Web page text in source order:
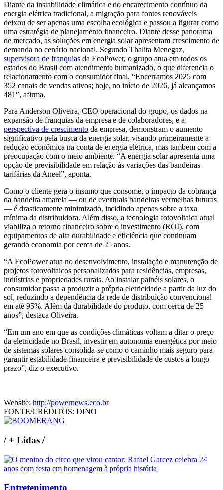
Diante da instabilidade climática e do encarecimento contínuo da
energia elétrica tradicional, a migração para fontes renováveis
deixou de ser apenas uma escolha ecológica e passou a figurar como
uma estratégia de planejamento financeiro. Diante desse panorama
de mercado, as soluções em energia solar apresentam crescimento de
demanda no cenário nacional. Segundo Thalita Menegaz,
supervisora de franquias da EcoPower, o grupo atua em todos os
estados do Brasil com atendimento humanizado, o que diferencia o
relacionamento com o consumidor final. “Encerramos 2025 com
352 canais de vendas ativos; hoje, no início de 2026, já alcançamos
481”, afirma.
Para Anderson Oliveira, CEO operacional do grupo, os dados na
expansão de franquias da empresa e de colaboradores, e a
perspectiva de crescimento da empresa, demonstram o aumento
significativo pela busca da energia solar, visando primeiramente a
redução econômica na conta de energia elétrica, mas também com a
preocupação com o meio ambiente. “A energia solar apresenta uma
opção de previsibilidade em relação às variações das bandeiras
tarifárias da Aneel”, aponta.
Como o cliente gera o insumo que consome, o impacto da cobrança
da bandeira amarela — ou de eventuais bandeiras vermelhas futuras
— é drasticamente minimizado, incidindo apenas sobre a taxa
mínima da distribuidora. Além disso, a tecnologia fotovoltaica atual
viabiliza o retorno financeiro sobre o investimento (ROI), com
equipamentos de alta durabilidade e eficiência que continuam
gerando economia por cerca de 25 anos.
“A EcoPower atua no desenvolvimento, instalação e manutenção de
projetos fotovoltaicos personalizados para residências, empresas,
indústrias e propriedades rurais. Ao instalar painéis solares, o
consumidor passa a produzir a própria eletricidade a partir da luz do
sol, reduzindo a dependência da rede de distribuição convencional
em até 95%. Além da durabilidade do produto, com cerca de 25
anos”, destaca Oliveira.
“Em um ano em que as condições climáticas voltam a ditar o preço
da eletricidade no Brasil, investir em autonomia energética por meio
de sistemas solares consolida-se como o caminho mais seguro para
garantir estabilidade financeira e previsibilidade de custos a longo
prazo”, diz o executivo.
Website: http://powernews.eco.br
FONTE/CRÉDITOS: DINO
/+ Lidas /
Entretenimento